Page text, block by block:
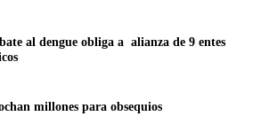
al dengue obliga a  alianza de 9 entes
millones para obsequios